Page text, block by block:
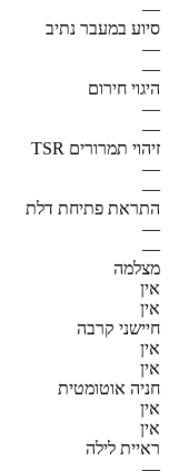
—
סיוע במעבר נתיב
—
—
היגוי חירום
—
—
זיהוי תמרורים TSR
—
—
התראת פתיחת דלת
—
—
מצלמה
אין
אין
חיישני קרבה
אין
אין
חניה אוטומטית
אין
אין
ראיית לילה